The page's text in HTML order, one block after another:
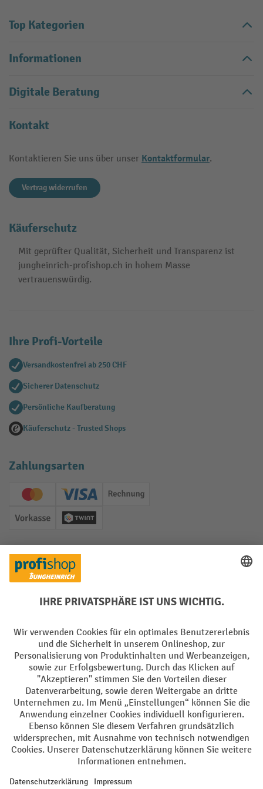
Top Kategorien
Informationen
Digitale Beratung
Kontakt
Kontaktieren Sie uns über unser Kontaktformular.
Vertrag widerrufen
Käuferschutz
Mit geprüfter Qualität, Sicherheit und Transparenz ist
jungheinrich-profishop.ch in hohem Masse
vertrauenswürdig.
Ihre Profi-Vorteile
Versandkostenfrei ab 250 CHF
Sicherer Datenschutz
Persönliche Kaufberatung
Käuferschutz - Trusted Shops
Zahlungsarten
Creditcard (Master)Creditcard (Visa)
Rechnung
Vorkasse Twint
Soziale Netzwerke
Facebook
YouTube
LinkedInInstagram
Sprachen
DE FR
AGB Impressum Datenschutz Privacy Settings
Alle Preise exkl. gesetzl. Mehrwertsteuer zzgl.Versandkostenund ggf.
Nachnahmegebühren, wenn nicht anders angegeben.
¹ Der Rabatt gilt so lange der Vorrat reicht. Der Rabatt gilt nicht auf
oder Gutscheinen ist nicht möglich. | ² Der Rabatt wird einmalig bei